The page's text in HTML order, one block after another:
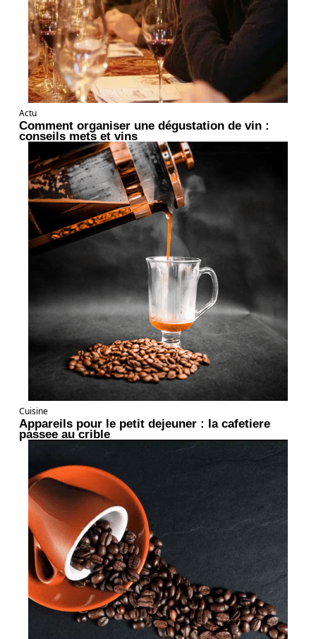
Actu
Comment organiser une dégustation de vin :
conseils mets et vins
Cuisine
Appareils pour le petit dejeuner : la cafetiere
passee au crible